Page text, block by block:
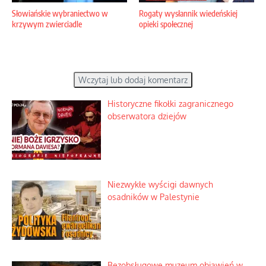
Słowiańskie wybraniectwo w
krzywym zwierciadle
Rogaty wysłannik wiedeńskiej
opieki społecznej
Wczytaj lub dodaj komentarz
Historyczne fikołki zagranicznego
obserwatora dziejów
Niezwykłe wyścigi dawnych
osadników w Palestynie